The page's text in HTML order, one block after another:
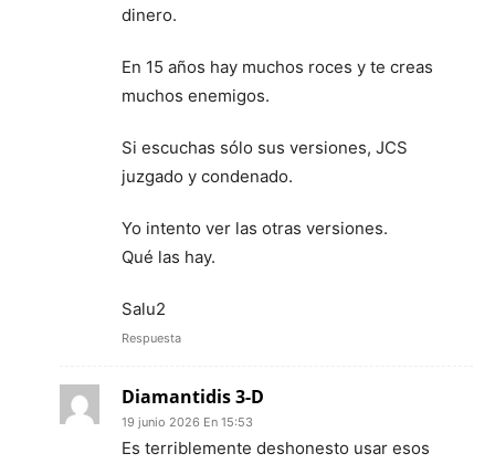
dinero.
En 15 años hay muchos roces y te creas
muchos enemigos.
Si escuchas sólo sus versiones, JCS
juzgado y condenado.
Yo intento ver las otras versiones.
Qué las hay.
Salu2
Respuesta
Diamantidis 3-D
19 junio 2026 En 15:53
Es terriblemente deshonesto usar esos